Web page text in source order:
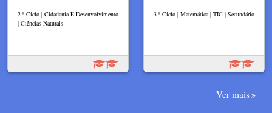
2.º Ciclo | Cidadania E Desenvolvimento
| Ciências Naturais
3.º Ciclo | Matemática | TIC | Secundário
Ver mais